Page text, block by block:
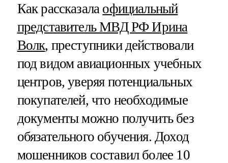
Как рассказала официальный
представитель МВД РФ Ирина
Волк, преступники действовали
под видом авиационных учебных
центров, уверяя потенциальных
покупателей, что необходимые
документы можно получить без
обязательного обучения. Доход
мошенников составил более 10